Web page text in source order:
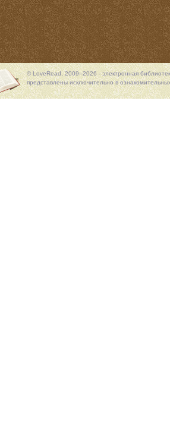
© LoveRead, 2009–2026 - электронная
представлены исключительно в